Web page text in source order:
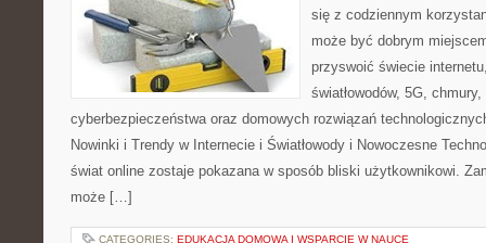
się z codziennym
może być dobrym
przyswoić świecie
światłowodów, 5G,
cyberbezpieczeństwa oraz domowych rozwiązań
Nowinki i Trendy w Internecie i Światłowody i Nowoczesne
świat online zostaje pokazana w sposób bliski użytkownikowi.
może […]
CATEGORIES: EDUKACJA DOMOWA I WSPARCIE W NAUCE